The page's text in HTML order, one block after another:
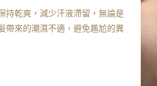
持乾爽，減少汗液滯留，無論是
帶來的潮濕不適，避免尷尬的異